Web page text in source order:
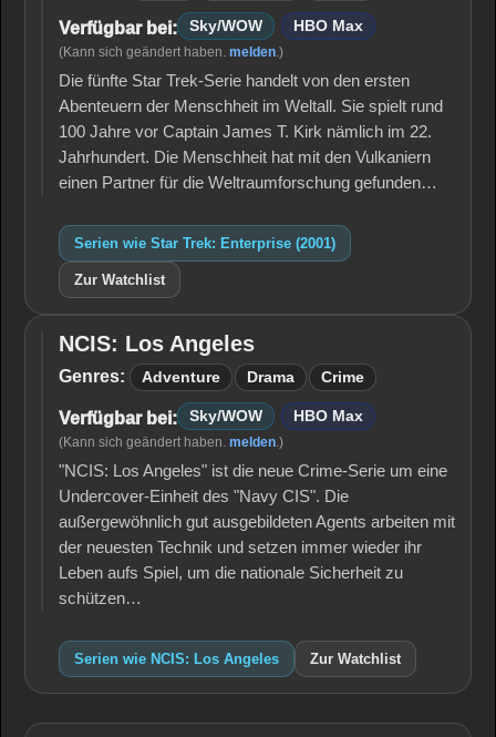
Verfügbar bei: Sky/WOW HBO Max
(Kann sich geändert haben. melden.)
Die fünfte Star Trek-Serie handelt von den ersten
Abenteuern der Menschheit im Weltall. Sie spielt rund
100 Jahre vor Captain James T. Kirk nämlich im 22.
Jahrhundert. Die Menschheit hat mit den Vulkaniern
einen Partner für die Weltraumforschung gefunden…
Serien wie Star Trek: Enterprise (2001)
Zur Watchlist
NCIS:
Los
NCIS: Los Angeles
Genres: Adventure Drama Crime
Verfügbar bei: Sky/WOW HBO Max
(Kann sich geändert haben. melden.)
"NCIS: Los Angeles" ist die neue Crime-Serie um eine
Undercover-Einheit des "Navy CIS". Die
außergewöhnlich gut ausgebildeten Agents arbeiten mit
der neuesten Technik und setzen immer wieder ihr
Leben aufs Spiel, um die nationale Sicherheit zu
schützen…
Serien wie NCIS: Los Angeles Zur Watchlist